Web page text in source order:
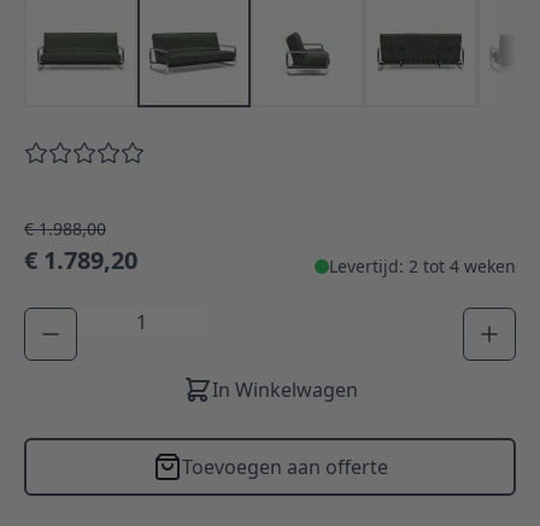
€ 1.988,00
€ 1.789,20 Levertijd: 2 tot 4 weken
Aantal
In Winkelwagen
Toevoegen aan offerte